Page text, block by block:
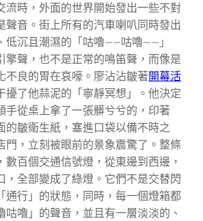
流時，外面的世界開始發出一些不對
聲音。街上所有的汽車喇叭同時發出
低沉且潮濕的「咕嚕——咕嚕——」
擎聲，也不是正常的鳴笛聲，而像是
不良的胃在哀嚎。廖沾沾皺著開幕活
擾了他蒜泥的「寧靜冥想」。他決定
手從桌上拿了一張髒兮兮的，印著
的皺衛生紙，塞進口袋以備不時之
門，立刻被眼前的景象震驚了。整條
數百個交通信號燈，從東邊到西邊，
，全部變成了綠燈。它們不是交替閃
通行」的狀態，同時，每一個燈箱都
咕嚕」的聲音，並且有一層淡淡的、